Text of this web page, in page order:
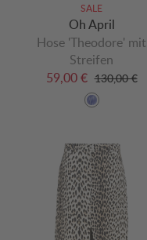
SALE
Oh April
Hose 'Theodore' mit
Streifen
59,00 € 130,00 €